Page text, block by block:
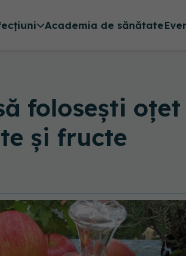
Academia de sănătate
folosești
și fructe